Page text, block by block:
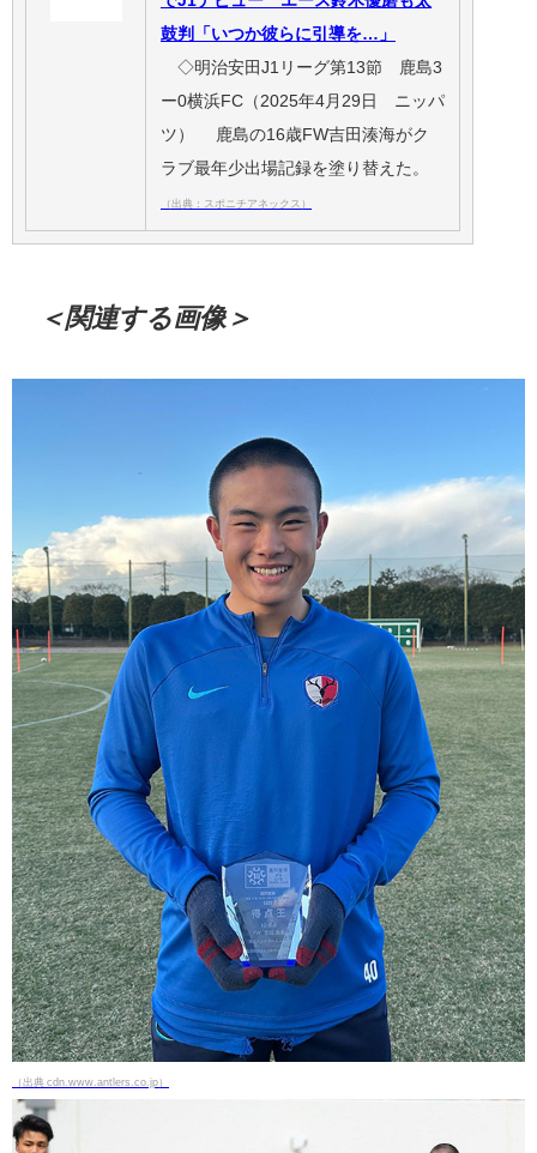
鼓判「いつか彼らに引導を…」
◇明治安田J1リーグ第13節 鹿島3
ー0横浜FC（2025年4月29日 ニッパ
ツ） 鹿島の16歳FW吉田湊海がク
ラブ最年少出場記録を塗り替えた。
（出典：スポニチアネックス）
＜関連する画像＞
（出典 cdn.www.antlers.co.jp）